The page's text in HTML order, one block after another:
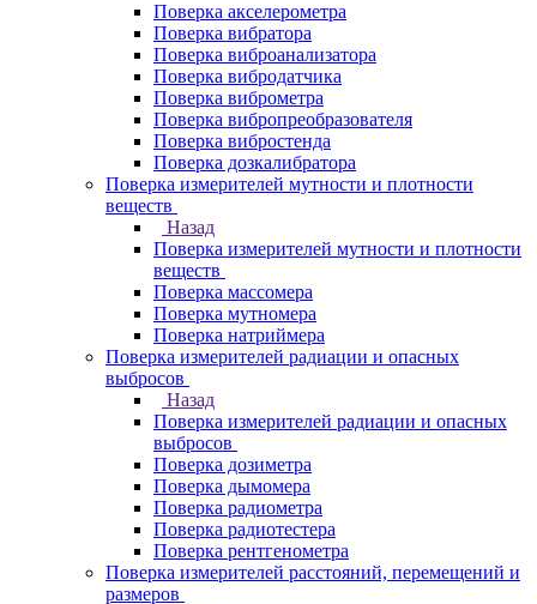
Поверка акселерометра
Поверка вибратора
Поверка виброанализатора
Поверка вибродатчика
Поверка виброметра
Поверка вибропреобразователя
Поверка вибростенда
Поверка дозкалибратора
Поверка измерителей мутности и плотности
веществ
Назад
Поверка измерителей мутности и плотности
веществ
Поверка массомера
Поверка мутномера
Поверка натриймера
Поверка измерителей радиации и опасных
выбросов
Назад
Поверка измерителей радиации и опасных
выбросов
Поверка дозиметра
Поверка дымомера
Поверка радиометра
Поверка радиотестера
Поверка рентгенометра
Поверка измерителей расстояний, перемещений и
размеров